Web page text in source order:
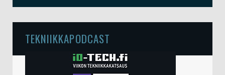
TEKNIIKKAPODCAST